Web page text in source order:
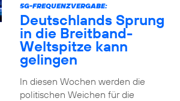
5G-FREQUENZVERGABE:
Deutschlands Sprung
in die Breitband-
Weltspitze kann
gelingen
In diesen Wochen werden die
politischen Weichen für die